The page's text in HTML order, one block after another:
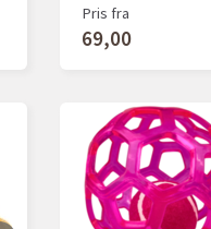
Pris fra
69,00